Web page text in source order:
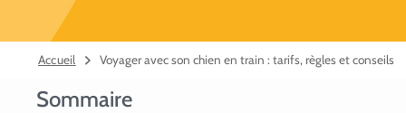
Accueil Voyager avec son chien en train : tarifs, règles et conseils
Sommaire